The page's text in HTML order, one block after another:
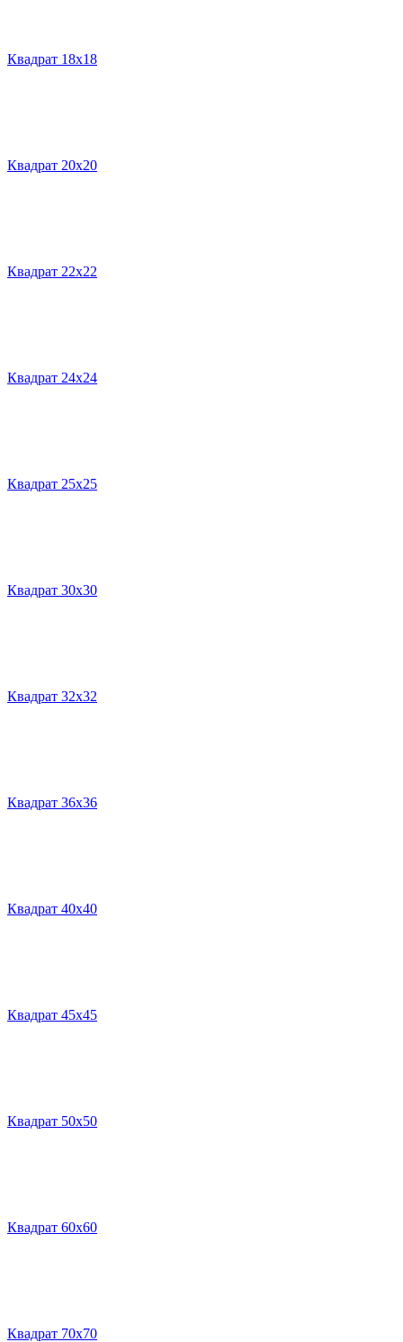
Квадрат 18х18
Квадрат 20х20
Квадрат 22х22
Квадрат 24х24
Квадрат 25х25
Квадрат 30х30
Квадрат 32х32
Квадрат 36х36
Квадрат 40х40
Квадрат 45х45
Квадрат 50х50
Квадрат 60х60
Квадрат 70х70